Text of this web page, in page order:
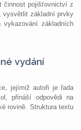
činnost pojišťovnictví z
vysvětlit základní prvky
vykazování základních
vydání
jejímiž autoři je řada
přináší odpovědi na
rovině. Struktura textu